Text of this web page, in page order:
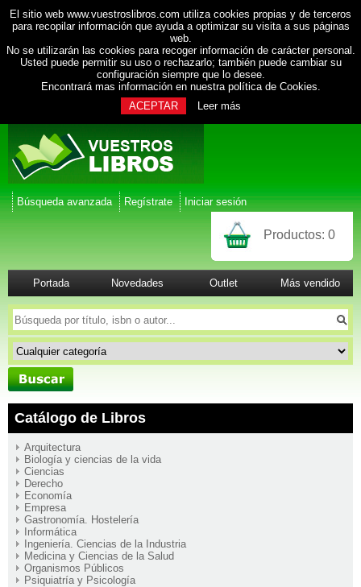
El sitio web www.vuestroslibros.com utiliza cookies propias y de terceros
para recopilar información que ayuda a optimizar su visita a sus páginas
web.
No se utilizarán las cookies para recoger información de carácter personal.
Usted puede permitir su uso o rechazarlo; también puede cambiar su
configuración siempre que lo desee.
Encontrará mas información en nuestra política de Cookies.
ACEPTAR
Leer más
Búsqueda avanzada Regístrate Iniciar sesión
Productos: 0
Portada Novedades Outlet Más vendido
Catálogo de Libros
Arquitectura
Biología y ciencias de la vida
Ciencias
Derecho
Economía
Empresa
Gastronomía. Hostelería
Informática
Ingeniería. Ciencias de la Industria
Medicina y Ciencias de la Salud
Organismos Públicos
Psiquiatría y Psicología